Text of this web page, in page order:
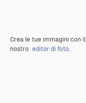
Crea le tue immagini con il
nostro editor di foto.